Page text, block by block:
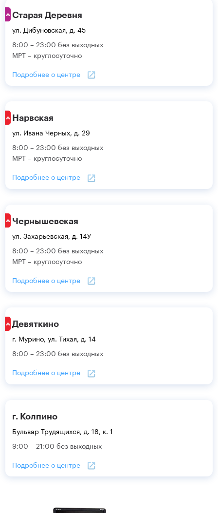
Старая Деревня
ул. Дибуновская, д. 45
8:00 – 23:00 без выходных
МРТ – круглосуточно
Подробнее о центре
Нарвская
ул. Ивана Черных, д. 29
8:00 – 23:00 без выходных
МРТ – круглосуточно
Подробнее о центре
Чернышевская
ул. Захарьевская, д. 14У
8:00 – 23:00 без выходных
МРТ – круглосуточно
Подробнее о центре
Девяткино
г. Мурино, ул. Тихая, д. 14
8:00 – 23:00 без выходных
Подробнее о центре
г. Колпино
Бульвар Трудящихся, д. 18, к. 1
9:00 – 21:00 без выходных
Подробнее о центре